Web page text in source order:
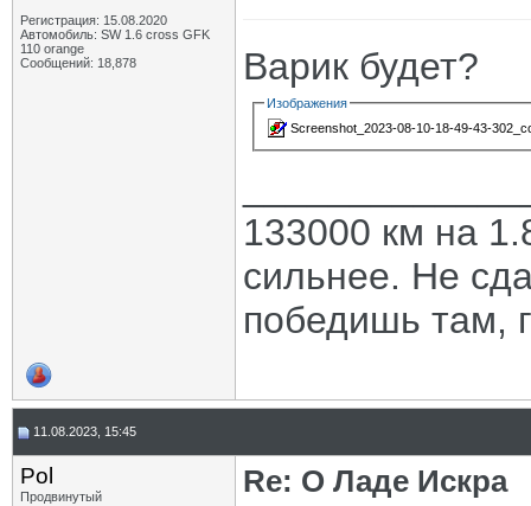
Регистрация: 15.08.2020
Автомобиль: SW 1.6 cross GFK
110 orange
Сообщений: 18,878
Варик будет?
Изображения
Screenshot_2023-08-10-18-49-43-
133000 км на
сильнее. Не
победишь там,
11.08.2023, 15:45
Pol
Продвинутый Re: О Ладе Искра